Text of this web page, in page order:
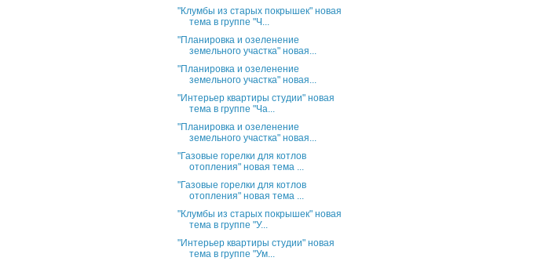
"Клумбы из старых покрышек" новая
тема в группе "Ч...
"Планировка и озеленение
земельного участка" новая...
"Планировка и озеленение
земельного участка" новая...
"Интерьер квартиры студии" новая
тема в группе "Ча...
"Планировка и озеленение
земельного участка" новая...
"Газовые горелки для котлов
отопления" новая тема ...
"Газовые горелки для котлов
отопления" новая тема ...
"Клумбы из старых покрышек" новая
тема в группе "У...
"Интерьер квартиры студии" новая
тема в группе "Ум...